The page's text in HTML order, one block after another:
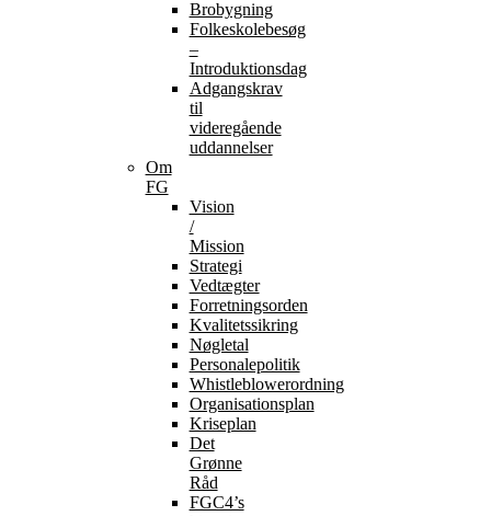
Brobygning
Folkeskolebesøg
–
Introduktionsdag
Adgangskrav
til
videregående
uddannelser
Om
FG
Vision
/
Mission
Strategi
Vedtægter
Forretningsorden
Kvalitetssikring
Nøgletal
Personalepolitik
Whistleblowerordning
Organisationsplan
Kriseplan
Det
Grønne
Råd
FGC4’s